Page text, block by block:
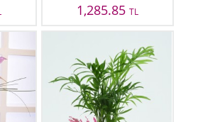
1,285.85 TL